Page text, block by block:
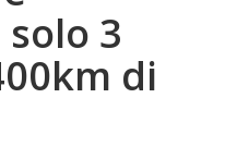
solo 3
di